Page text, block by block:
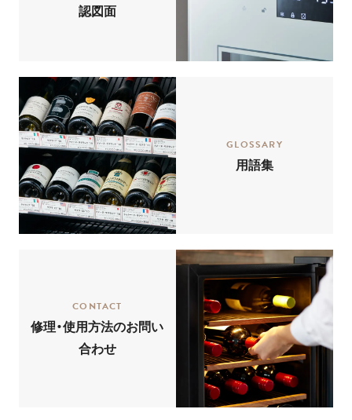
認図面
GLOSSARY
用語集
CONTACT
修理・使用方法のお問い
合わせ